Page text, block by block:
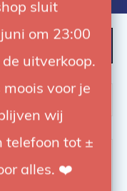
sluit
om 23:00
uitverkoop.
voor je
wij
telefoon tot ±
alles. ❤️